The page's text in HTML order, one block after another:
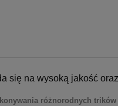
się na wysoką jakość
różnorodnych